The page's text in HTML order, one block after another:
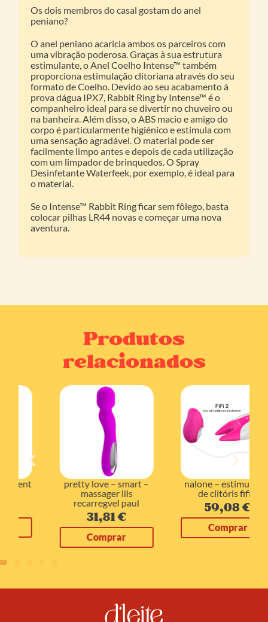
Os dois membros do casal gostam do anel
peniano?
O anel peniano acaricia ambos os parceiros com
uma vibração poderosa. Graças à sua estrutura
estimulante, o Anel Coelho Intense™ também
proporciona estimulação clitoriana através do seu
formato de Coelho. Devido ao seu acabamento à
prova dágua IPX7, Rabbit Ring by Intense™ é o
companheiro ideal para se divertir no chuveiro ou
na banheira. Além disso, o ABS macio e amigo do
corpo é particularmente higiénico e estimula com
uma sensação agradável. O material pode ser
facilmente limpo antes e depois de cada utilização
com um limpador de brinquedos. O Spray
Desinfetante Waterfeek, por exemplo, é ideal para
o material.
Se o Intense™ Rabbit Ring ficar sem fôlego, basta
colocar pilhas LR44 novas e começar uma nova
aventura.
Produtos
relacionados
pretty love – smart –
massager lils
recarregvel paul
€
Comprar
nalone – estimulador
de clitóris fifi 2
59,08€
Comprar